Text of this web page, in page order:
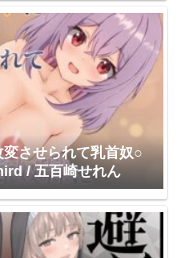
させられて乳首奴○
/ 五百崎せれん